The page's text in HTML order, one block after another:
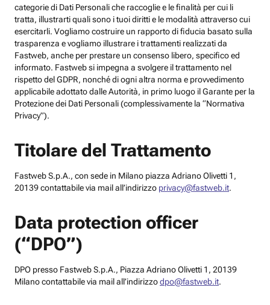
categorie di Dati Personali che raccoglie e le finalità per cui li
tratta, illustrarti quali sono i tuoi diritti e le modalità attraverso cui
esercitarli. Vogliamo costruire un rapporto di fiducia basato sulla
trasparenza e vogliamo illustrare i trattamenti realizzati da
Fastweb, anche per prestare un consenso libero, specifico ed
informato. Fastweb si impegna a svolgere il trattamento nel
rispetto del GDPR, nonché di ogni altra norma e provvedimento
applicabile adottato dalle Autorità, in primo luogo il Garante per la
Protezione dei Dati Personali (complessivamente la “Normativa
Privacy”).
Titolare del Trattamento
Fastweb S.p.A., con sede in Milano piazza Adriano Olivetti 1,
20139 contattabile via mail all’indirizzo privacy@fastweb.it.
Data protection officer
(“DPO”)
DPO presso Fastweb S.p.A., Piazza Adriano Olivetti 1, 20139
Milano contattabile via mail all’indirizzodpo@fastweb.it.